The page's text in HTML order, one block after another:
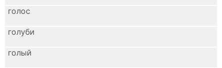
голос
голуби
голый